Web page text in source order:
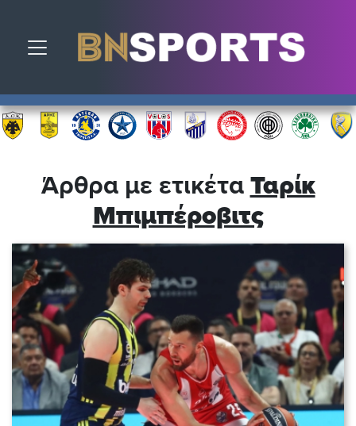
Toggle navigation
Άρθρα με ετικέτα Ταρίκ
Μπιμπέροβιτς